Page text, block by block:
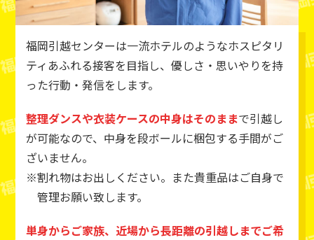
福岡引越センターは一流ホテルのようなホスピタリ
ティあふれる接客を目指し、優しさ・思いやりを持
った行動・発信をします。
整理ダンスや衣装ケースの中身はそのままで引越し
が可能なので、中身を段ボールに梱包する手間がご
ざいません。
割れ物はお出しください。また貴重品はご自身で
管理お願い致します。
単身からご家族、近場から長距離の引越しまでご希